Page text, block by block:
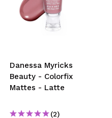
Danessa Myricks
Beauty - Colorfix
Mattes - Latte
(2)